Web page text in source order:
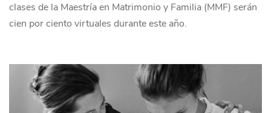
clases de la Maestría en Matrimonio y Familia (MMF) serán
cien por ciento virtuales durante este año.